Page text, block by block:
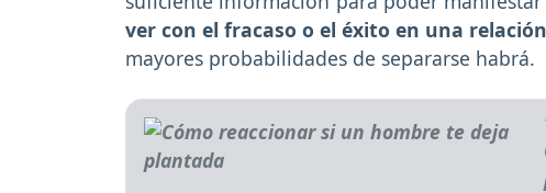
ver con el fracaso o el éxito en una relación
mayores probabilidades de separarse habrá.